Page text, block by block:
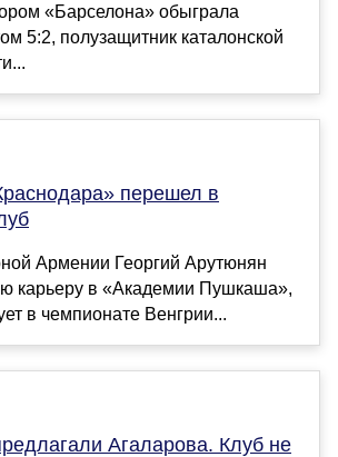
«Барселона» обыграла
5:2, полузащитник каталонской
перешел в
Армении Георгий Арутюнян
карьеру в «Академии Пушкаша»,
в чемпионате Венгрии...
Агаларова. Клуб не